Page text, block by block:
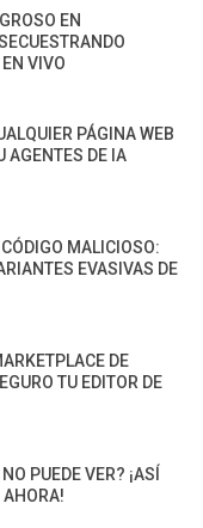
EN
VIVO
PÁGINA WEB
AGENTES DE IA
MALICIOSO:
EVASIVAS DE
DE
TU EDITOR DE
PUEDE VER? ¡ASÍ
AHORA!